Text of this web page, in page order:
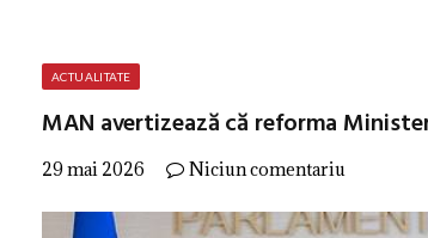
ACTUALITATE
MAN avertizează că reforma
29 mai 2026 Niciun comentariu